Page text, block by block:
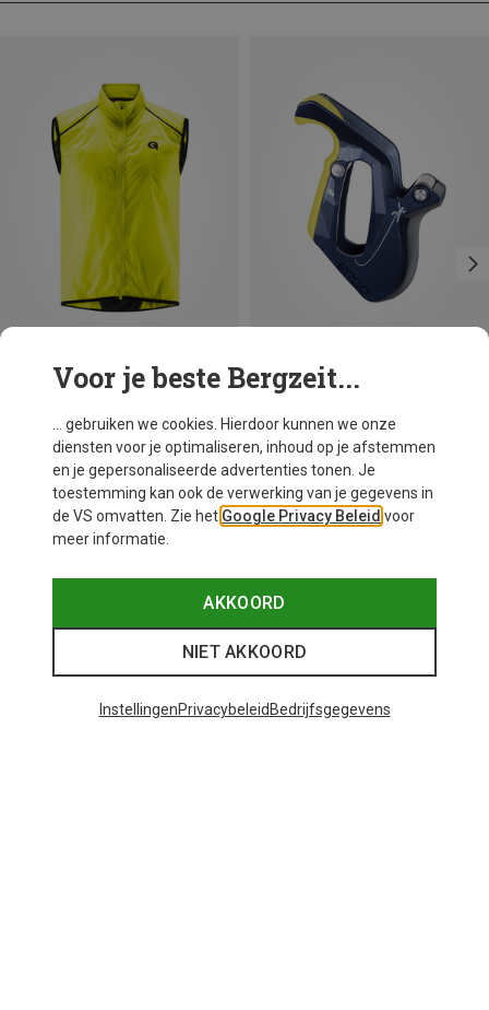
Je bespaart 42%
Salewa
Ergo Belay zekerapparaat
€ 79,95
Voor je beste Bergzeit...
... gebruiken we cookies. Hierdoor kunnen we onze
diensten voor je optimaliseren, inhoud op je afstemmen
en je gepersonaliseerde advertenties tonen. Je
toestemming kan ook de verwerking van je gegevens in
de VS omvatten. Zie het Google Privacy Beleid voor
meer informatie.
AKKOORD
NIET AKKOORD
InstellingenPrivacybeleid Bedrijfsgegevens